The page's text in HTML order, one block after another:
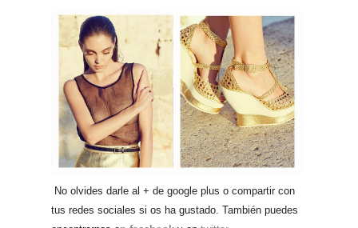
No olvides darle al + de google plus o compartir con
tus redes sociales si os ha gustado. También puedes